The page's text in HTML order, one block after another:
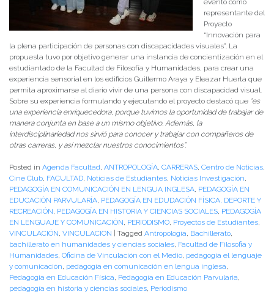
representante del
Proyecto
“Innovación para
la plena participación de personas con discapacidades visuales”. La
propuesta tuvo por objetivo generar una instancia de concientización en el
estudiantado de la Facultad de Filosofía y Humanidades, para crear una
experiencia sensorial en los edificios Guillermo Araya y Eleazar Huerta que
permita aproximarse al diario vivir de una persona con discapacidad visual.
Sobre su experiencia formulando y ejecutando el proyecto destacó que “es
una experiencia enriquecedora, porque tuvimos la oportunidad de trabajar de
manera conjunta en base a un mismo objetivo. Además, la
interdisciplinariedad nos sirvió para conocer y trabajar con compañeros de
otras carreras, y así mezclar nuestros conocimientos”.
Posted in Agenda Facultad ANTROPOLOGÍA CARRERAS Centro de Noticias
Cine Club FACULTAD Noticias de Estudiantes Noticias Investigación
PEDAGOGÍA EN COMUNICACIÓN EN LENGUA INGLESA PEDAGOGÍA EN
EDUCACIÓN PARVULARÍA PEDAGOGÍA EN EDUDACIÓN FÍSICA, DEPORTE Y
RECREACIÓN PEDAGOGÍA EN HISTORIA Y CIENCIAS SOCIALES PEDAGOGÍA
EN LENGUAJE Y COMUNICACIÓN PERIODISMO Proyectos de Estudiantes
VINCULACIÓN VINCULACION | Tagged Antropología Bachillerato
bachillerato en humanidades y ciencias sociales Facultad de Filosofia y
Humanidades Oficina de Vinculación con el Medio pedagogía el lenguaje
y comunicación pedagogía en comunicación en lengua inglesa
Pedagogia en Educación Física Pedagogía en Educación Parvularia
pedagogía en historia y ciencias sociales Periodismo